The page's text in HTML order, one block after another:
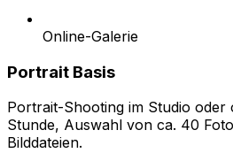
Online-Galerie
Portrait Basis
Portrait-Shooting im Studio oder
Stunde, Auswahl von ca. 40
Bilddateien.